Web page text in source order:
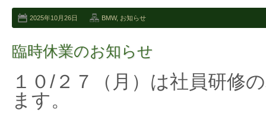
2025年10月26日 BMW, お知らせ
臨時休業のお知らせ
１０/２７（月）は社員研修
ます。